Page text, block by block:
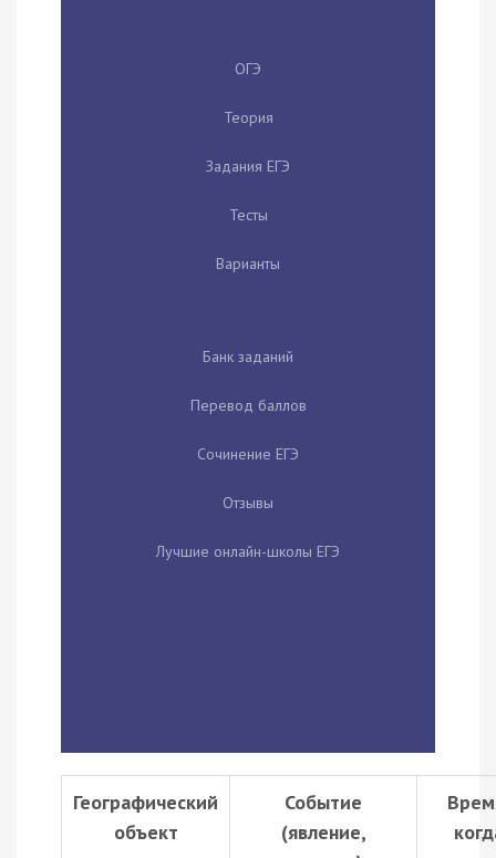
ОГЭ
Теория
Задания ЕГЭ
Тесты
Варианты
Банк заданий
Перевод баллов
Сочинение ЕГЭ
Отзывы
Лучшие онлайн-школы ЕГЭ
Географический
объект
Событие
(явление,